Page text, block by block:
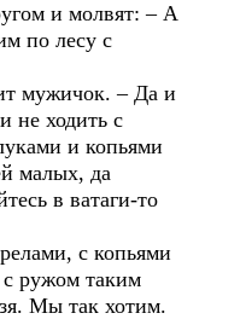
и молвят: – А
по лесу с
мужичок. – Да и
не ходить с
и копьями
малых, да
в ватаги-то
с копьями
ружом таким
Мы так хотим.